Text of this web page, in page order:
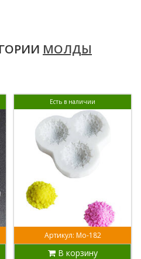
МОЛДЫ
Есть в наличии
Артикул: Мо-182
В корзину